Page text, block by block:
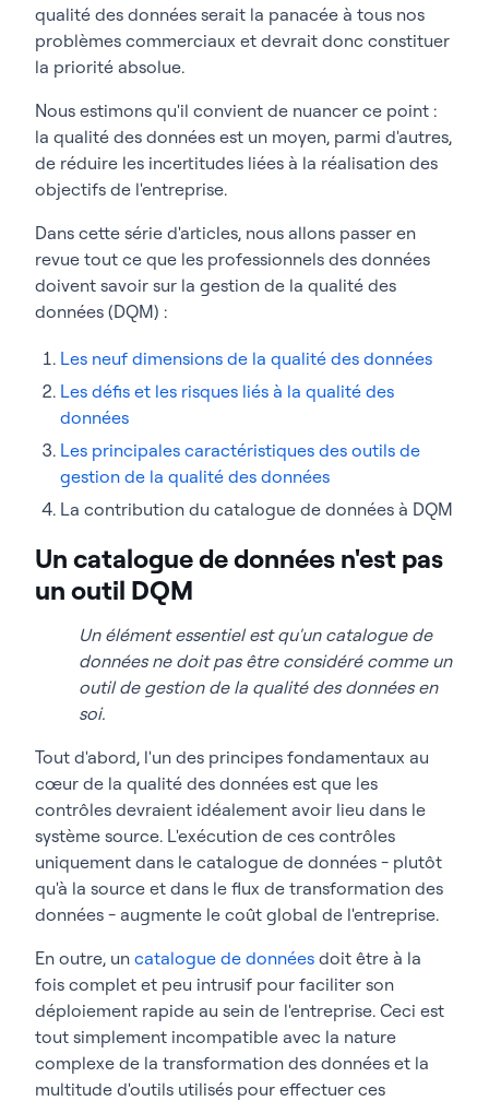
qualité des données serait la panacée à tous nos
problèmes commerciaux et devrait donc constituer
la priorité absolue.
Nous estimons qu'il convient de nuancer ce point :
la qualité des données est un moyen, parmi d'autres,
de réduire les incertitudes liées à la réalisation des
objectifs de l'entreprise.
Dans cette série d'articles, nous allons passer en
revue tout ce que les professionnels des données
doivent savoir sur la gestion de la qualité des
données (DQM) :
Les neuf dimensions de la qualité des données
Les défis et les risques liés à la qualité des
données
Les principales caractéristiques des outils de
gestion de la qualité des données
La contribution du catalogue de données à DQM
Un catalogue de données n'est pas
un outil DQM
Un élément essentiel est qu'un catalogue de
données ne doit pas être considéré comme un
outil de gestion de la qualité des données en
soi.
Tout d'abord, l'un des principes fondamentaux au
cœur de la qualité des données est que les
contrôles devraient idéalement avoir lieu dans le
système source. L'exécution de ces contrôles
uniquement dans le catalogue de données - plutôt
qu'à la source et dans le flux de transformation des
données - augmente le coût global de l'entreprise.
En outre, un catalogue de données doit être à la
fois complet et peu intrusif pour faciliter son
déploiement rapide au sein de l'entreprise. Ceci est
tout simplement incompatible avec la nature
complexe de la transformation des données et la
multitude d'outils utilisés pour effectuer ces